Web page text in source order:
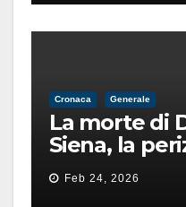
Cronaca Generale
La morte di
Siena, la
pista di
finita male
Feb 24, 2026